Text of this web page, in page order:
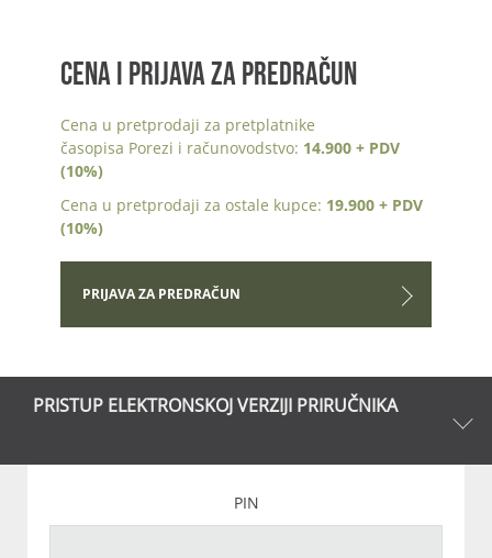
CENA I PRIJAVA ZA PREDRAČUN
Cena u pretprodaji za pretplatnike
časopisa Porezi i računovodstvo: 14.900 + PDV
(10%)
Cena u pretprodaji za ostale kupce: 19.900 + PDV
(10%)
PRIJAVA ZA PREDRAČUN
PRISTUP ELEKTRONSKOJ VERZIJI PRIRUČNIKA
PIN